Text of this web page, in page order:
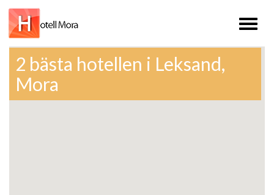
Toggle
2 bästa hotellen i Leksand,
Mora